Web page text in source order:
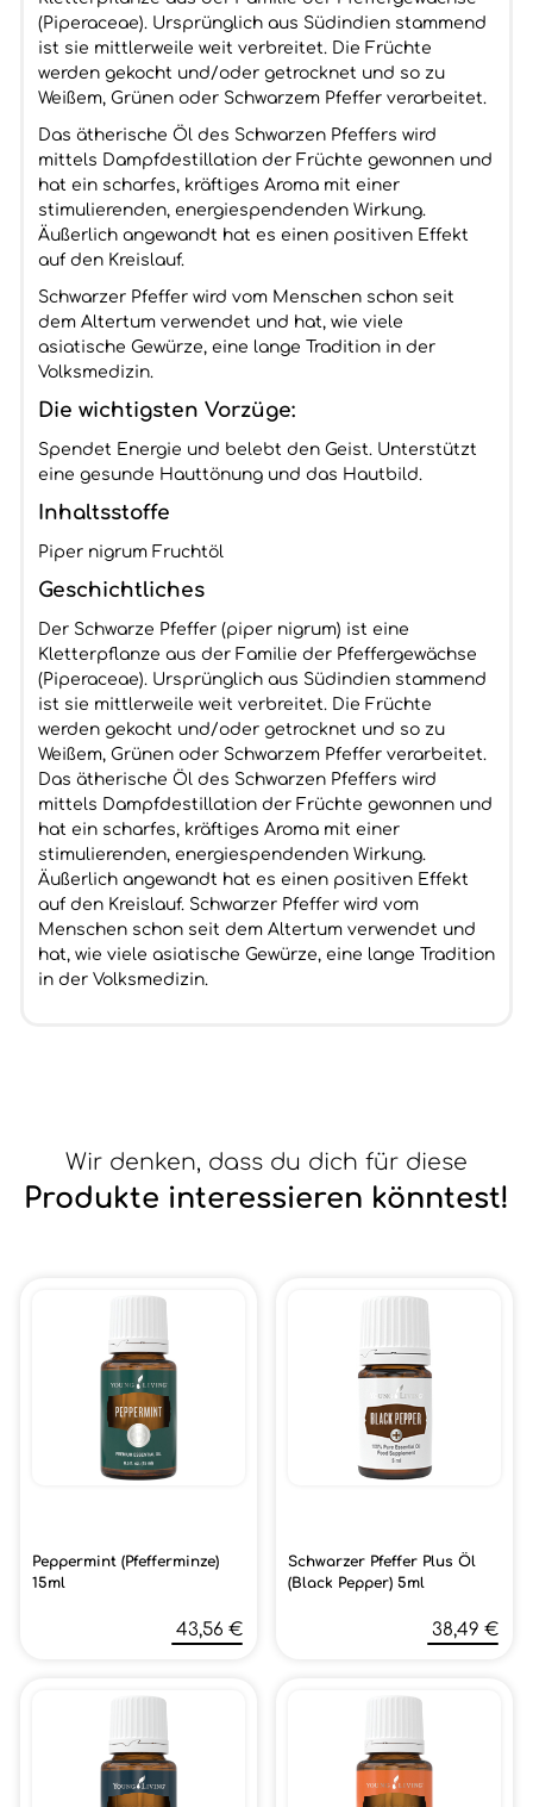
(Piperaceae). Ursprünglich aus Südindien stammend
ist sie mittlerweile weit verbreitet. Die Früchte
werden gekocht und/oder getrocknet und so zu
Weißem, Grünen oder Schwarzem Pfeffer verarbeitet.
Das ätherische Öl des Schwarzen Pfeffers wird
mittels Dampfdestillation der Früchte gewonnen und
hat ein scharfes, kräftiges Aroma mit einer
stimulierenden, energiespendenden Wirkung.
Äußerlich angewandt hat es einen positiven Effekt
auf den Kreislauf.
Schwarzer Pfeffer wird vom Menschen schon seit
dem Altertum verwendet und hat, wie viele
asiatische Gewürze, eine lange Tradition in der
Volksmedizin.
Die wichtigsten Vorzüge:
Spendet Energie und belebt den Geist. Unterstützt
eine gesunde Hauttönung und das Hautbild.
Inhaltsstoffe
Piper nigrum Fruchtöl
Geschichtliches
Der Schwarze Pfeffer (piper nigrum) ist eine
Kletterpflanze aus der Familie der Pfeffergewächse
(Piperaceae). Ursprünglich aus Südindien stammend
ist sie mittlerweile weit verbreitet. Die Früchte
werden gekocht und/oder getrocknet und so zu
Weißem, Grünen oder Schwarzem Pfeffer verarbeitet.
Das ätherische Öl des Schwarzen Pfeffers wird
mittels Dampfdestillation der Früchte gewonnen und
hat ein scharfes, kräftiges Aroma mit einer
stimulierenden, energiespendenden Wirkung.
Äußerlich angewandt hat es einen positiven Effekt
auf den Kreislauf. Schwarzer Pfeffer wird vom
Menschen schon seit dem Altertum verwendet und
hat, wie viele asiatische Gewürze, eine lange Tradition
in der Volksmedizin.
Wir denken, dass du dich für diese
Produkte interessieren könntest!
Peppermint (Pfefferminze)
15ml
43,56 €
Schwarzer Pfeffer Plus Öl
(Black Pepper) 5ml
38,49 €